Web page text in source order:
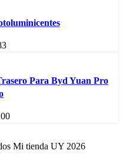
Para Byd Yuan Pro
Mi tienda UY 2026